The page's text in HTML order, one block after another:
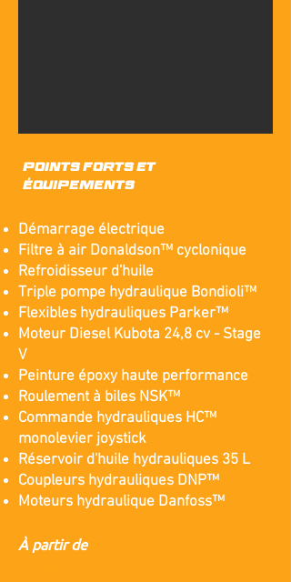
PointS forts et
équipements
Démarrage électrique
Filtre à air Donaldson™ cyclonique
Refroidisseur d'huile
Triple pompe hydraulique Bondioli™
Flexibles hydrauliques Parker™
Moteur Diesel Kubota 24,8 cv - Stage
V
Peinture époxy haute performance
Roulement à biles NSK™
Commande hydrauliques HC™
monolevier joystick
Réservoir d'huile hydrauliques 35 L
Coupleurs hydrauliques DNP™
Moteurs hydraulique Danfoss™
À partir de19 788